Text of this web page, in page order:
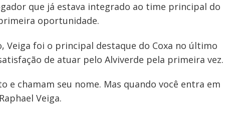
que já estava integrado ao time principal do
oportunidade.
foi o principal destaque do Coxa no último
de atuar pelo Alviverde pela primeira vez.
e chamam seu nome. Mas quando você entra em
Veiga.